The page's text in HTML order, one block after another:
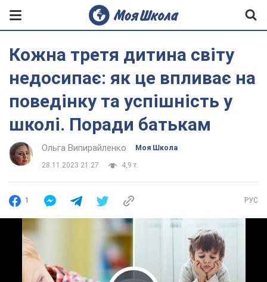
Кожна третя дитина світу
недосипає: як це впливає на
поведінку та успішність у
школі. Поради батькам
Ольга Випирайленко Моя Школа
28.11.2023 21:27 4,9 т.
1 РУС